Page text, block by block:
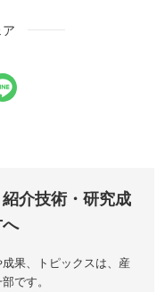
介技術・研究成
果、トピックスは、産
です。